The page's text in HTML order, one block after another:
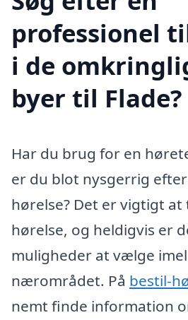
professionel
i de
byer til Flade?
Har du brug for en
er du blot nysgerrig
hørelse? Det er vigtigt at
hørelse, og heldigvis er
muligheder at vælge
nærområdet. På bestil-
nemt finde information